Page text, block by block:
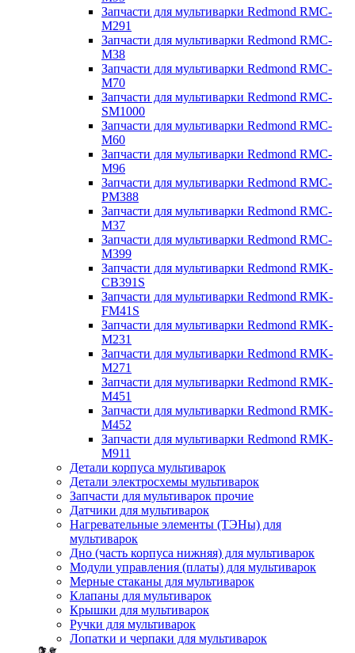
Запчасти для мультиварки Redmond RMC-
M291
Запчасти для мультиварки Redmond RMC-
M38
Запчасти для мультиварки Redmond RMC-
M70
Запчасти для мультиварки Redmond RMC-
SM1000
Запчасти для мультиварки Redmond RMC-
M60
Запчасти для мультиварки Redmond RMC-
M96
Запчасти для мультиварки Redmond RMC-
PM388
Запчасти для мультиварки Redmond RMC-
M37
Запчасти для мультиварки Redmond RMC-
M399
Запчасти для мультиварки Redmond RMK-
CB391S
Запчасти для мультиварки Redmond RMK-
FM41S
Запчасти для мультиварки Redmond RMK-
M231
Запчасти для мультиварки Redmond RMK-
M271
Запчасти для мультиварки Redmond RMK-
M451
Запчасти для мультиварки Redmond RMK-
M452
Запчасти для мультиварки Redmond RMK-
M911
Детали корпуса мультиварок
Детали электросхемы мультиварок
Запчасти для мультиварок прочие
Датчики для мультиварок
Нагревательные элементы (ТЭНы) для
мультиварок
Дно (часть корпуса нижняя) для мультиварок
Модули управления (платы) для мультиварок
Мерные стаканы для мультиварок
Клапаны для мультиварок
Крышки для мультиварок
Ручки для мультиварок
Лопатки и черпаки для мультиварок